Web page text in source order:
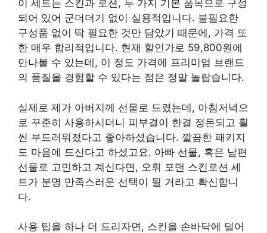
이 세트는 스킨과 로션, 두 가지 기본 품목으로 구성
되어 있어 군더더기 없이 실용적입니다. 불필요한
구성품 없이 딱 필요한 것만 담았기 때문에, 가격 또
한 매우 합리적입니다. 현재 할인가로 59,800원에
만나볼 수 있는데, 이 정도 가격에 프리미엄 브랜드
의 품질을 경험할 수 있다는 점은 정말 놀랍습니다.
실제로 제가 아버지께 선물로 드렸는데, 아침저녁으
로 꾸준히 사용하시더니 피부결이 한결 정돈되고 훨
씬 부드러워졌다고 좋아하셨습니다. 깔끔한 패키지
도 마음에 드신다고 하셨고요. 아빠 선물, 혹은 남편
선물로 고민하고 계신다면, 오휘 포맨 스킨로션 세
트가 분명 만족스러운 선택이 될 거라고 확신합니
다.
사용 팁을 하나 더 드리자면, 스킨을 손바닥에 덜어